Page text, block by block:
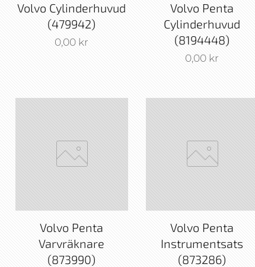
Volvo Cylinderhuvud
(479942)
0,00 kr
Volvo Penta
Cylinderhuvud
(8194448)
0,00 kr
Volvo Penta
Varvräknare
(873990)
Volvo Penta
Instrumentsats
(873286)